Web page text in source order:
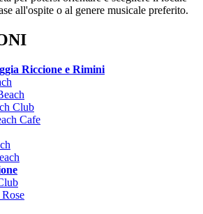
all'ospite o al genere musicale preferito.
Riccione e Rimini
Club
Cafe